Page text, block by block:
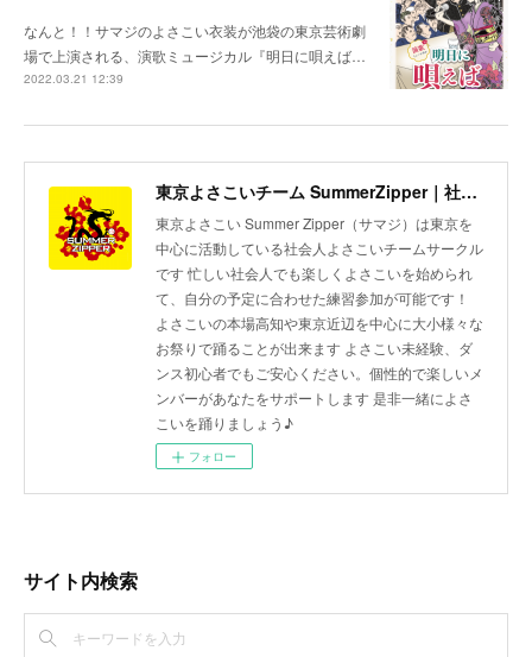
なんと！！サマジのよさこい衣装が池袋の東京芸術劇
場で上演される、演歌ミュージカル『明日に唄えば…
2022.03.21 12:39
東京よさこいチーム SummerZipper｜社会人サークル 初心者歓迎・メンバー募集中
東京よさこい Summer Zipper（サマジ）は東京を
中心に活動している社会人よさこいチームサークル
です 忙しい社会人でも楽しくよさこいを始められ
て、自分の予定に合わせた練習参加が可能です！
よさこいの本場高知や東京近辺を中心に大小様々な
お祭りで踊ることが出来ます よさこい未経験、ダ
ンス初心者でもご安心ください。個性的で楽しいメ
ンバーがあなたをサポートします 是非一緒によさ
こいを踊りましょう♪
フォロー
サイト内検索